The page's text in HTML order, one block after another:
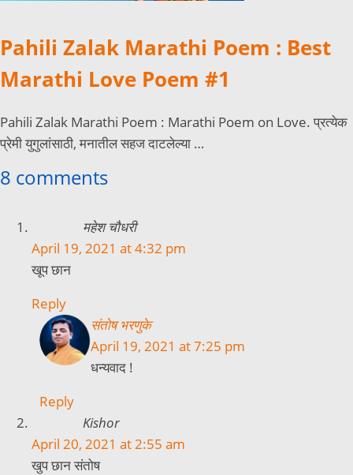
Pahili Zalak Marathi Poem : Best
Marathi Love Poem #1
Pahili Zalak Marathi Poem : Marathi Poem on Love. प्रत्येक
प्रेमी युगुलांसाठी, मनातील सहज दाटलेल्या …
8 comments
महेश चौधरी
April 19, 2021 at 4:32 pm
खूप छान
Reply
संतोष भरणुके
April 19, 2021 at 7:25 pm
धन्यवाद !
Reply
Kishor
April 20, 2021 at 2:55 am
खुप छान संतोष